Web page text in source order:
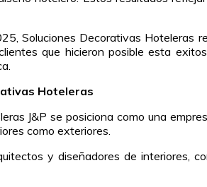
Soluciones Decorativas Hoteleras
que hicieron posible esta
Hoteleras
J&P se posiciona como una
como exteriores.
y diseñadores de interiores,